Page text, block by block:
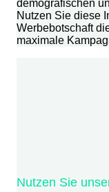
demografischen
Nutzen Sie diese
Werbebotschaft
maximale
Nutzen Sie